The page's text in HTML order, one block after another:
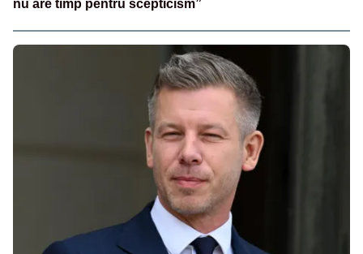
nu are timp pentru scepticism”